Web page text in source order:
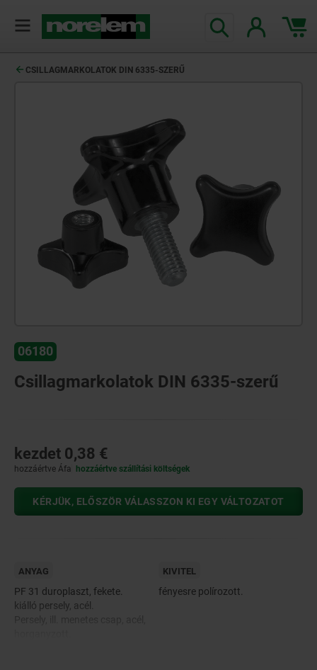
CSILLAGMARKOLATOK DIN 6335-SZERŰ
06180
Csillagmarkolatok DIN 6335-szerű
kezdet 0,38 €
hozzáértve Áfa hozzáértve szállítási költségek
KÉRJÜK, ELŐSZÖR VÁLASSZON KI EGY VÁLTOZATOT
ANYAG
PF 31 duroplaszt, fekete.
kiálló persely, acél.
KIVITEL
fényesre polírozott.